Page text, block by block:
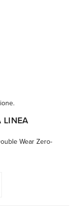
LINEA
Wear Zero-